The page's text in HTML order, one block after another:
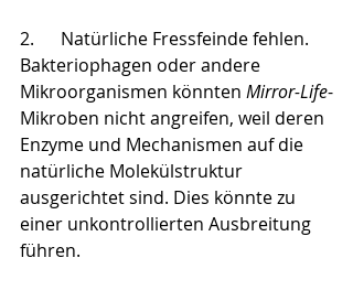
2.      Natürliche Fressfeinde fehlen.
Bakteriophagen oder andere
Mikroorganismen könnten Mirror-Life-
Mikroben nicht angreifen, weil deren
Enzyme und Mechanismen auf die
natürliche Molekülstruktur
ausgerichtet sind. Dies könnte zu
einer unkontrollierten Ausbreitung
führen.​